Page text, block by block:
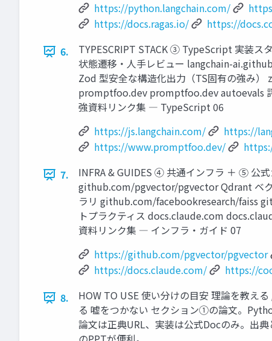
https://python.langchain.com/
https://docs.ragas.io/
https://
6.
TYPESCRIPT STACK ③ TypeScript 実装ス
状態遷移・人手レビュー langchain-
Zod 型安全な構造化出力（TS固有の強み
promptfoo.dev promptfoo.dev autoevals
強資料リンク集 ― TypeScript 06
https://js.langchain.com/
https://
https://www.promptfoo.dev/
7.
INFRA & GUIDES ④ 共通インフラ ＋ ⑤ 公
github.com/pgvector/pgvector Qdrant ベ
ラリ github.com/facebookresearch/faiss
トプラクティス docs.claude.com
資料リンク集 ― インフラ・ガイド 07
https://github.com/pgvector/pgvector
https://docs.claude.com/
https://
8.
HOW TO USE 使い分けの目安 理論を教
る 嘘をつかない セクション①の論文。
論文は正典URL、実装は公式Docのみ。出